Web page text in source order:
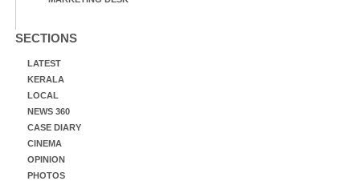
SECTIONS
LATEST
KERALA
LOCAL
NEWS 360
CASE DIARY
CINEMA
OPINION
PHOTOS